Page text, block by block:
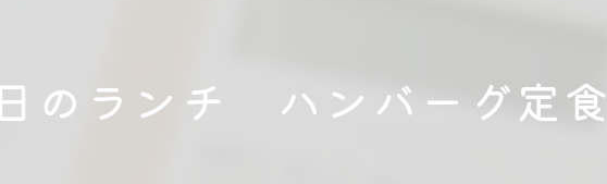
のランチ ハンバーグ定食